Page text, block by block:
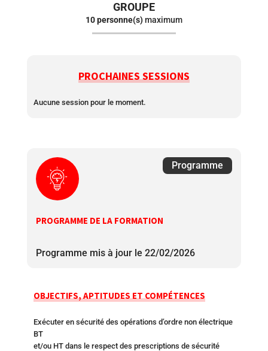
GROUPE
10 personne(s)maximum
PROCHAINES SESSIONS
Aucune session pour le moment.
Programme
PROGRAMME DE LA FORMATION
Programme mis à jour le 22/02/2026
OBJECTIFS, APTITUDES ET COMPÉTENCES
Exécuter en sécurité des opérations d’ordre non électrique
BT
et/ou HT dans le respect des prescriptions de sécurité